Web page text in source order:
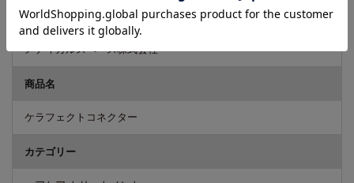
メーカー
メディカルスペース株式会社
商品名
ケラフェクトコネクター
カテゴリー